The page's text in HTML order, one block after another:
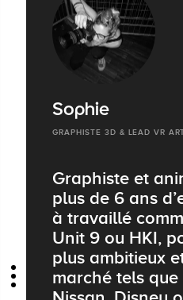
Sophie
GRAPHISTE 3D & LEAD VR
Graphiste et
plus de 6 ans
à travaillé
Unit 9 ou HKI,
plus ambitieux
marché tels